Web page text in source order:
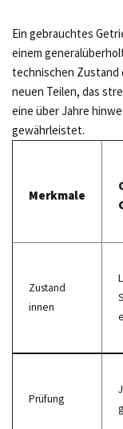
Ein gebrauchtes
einem
technischen Zustand
neuen Teilen, das
eine über Jahre
gewährleistet.
Merkmale
Zustand
innen
Prüfung